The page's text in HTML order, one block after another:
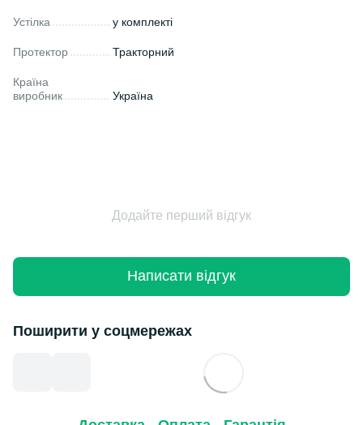
Устілка у комплекті
Протектор Тракторний
Країна
виробник
Україна
Додайте перший відгук
Написати відгук
Поширити у соцмережах